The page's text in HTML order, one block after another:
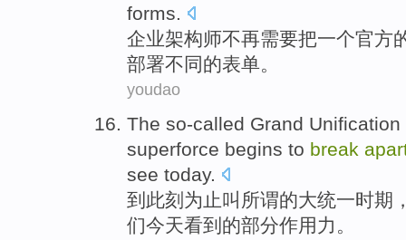
forms.
企业架构师不再需要把一个官方
部署不同的表单。
youdao
The so-called Grand Unification
superforce begins to break
see today.
到 此刻为止叫所谓的大统一时期
们今天看到 的部分作用力 。